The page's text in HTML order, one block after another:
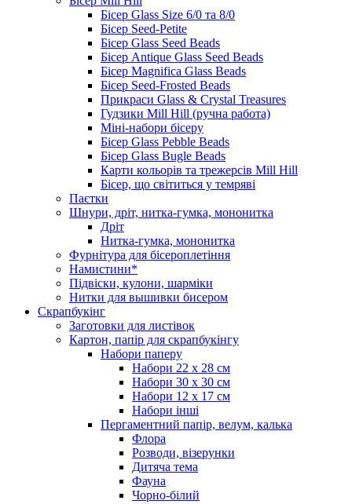
Бісер Glass Size 6/0 та 8/0
Бісер Seed-Petite
Бісер Glass Seed Beads
Бісер Antique Glass Seed Beads
Бісер Magnifica Glass Beads
Бісер Seed-Frosted Beads
Прикраси Glass & Crystal Treasures
Гудзики Mill Hill (ручна работа)
Міні-набори бісеру
Бісер Glass Pebble Beads
Бісер Glass Bugle Beads
Карти кольорів та трежерсів Mill Hill
Бісер, що світиться у темряві
Паєтки
Шнури, дріт, нитка-гумка, мононитка
Дріт
Нитка-гумка, мононитка
Фурнітура для бісероплетіння
Намистини*
Підвіски, кулони, шарміки
Нитки для вышивки бисером
Скрапбукінг
Заготовки для листівок
Картон, папір для скрапбукінгу
Набори паперу
Набори 22 х 28 см
Набори 30 х 30 см
Набори 12 х 17 см
Набори інші
Пергаментний папір, велум, калька
Флора
Розводи, візерунки
Дитяча тема
Фауна
Чорно-білий